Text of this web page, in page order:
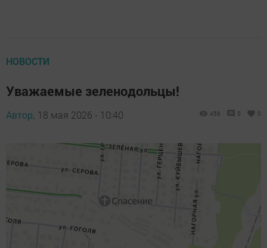
НОВОСТИ
Уважаемые зеленодольцы!
Автор, 18 мая 2026 - 10:40 456 0 0